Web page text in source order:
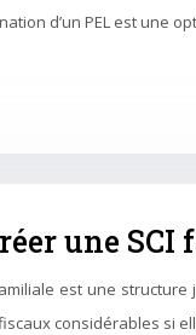
d’un PEL est une
une
est une
considérables si